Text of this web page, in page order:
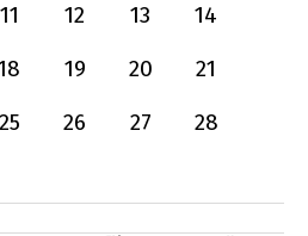
11 12 13
14
19 20
21
25 26 27
28